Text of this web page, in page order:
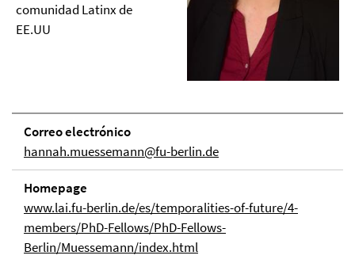
comunidad Latinx de
EE.UU
Correo electrónico
hannah.muessemann@fu-berlin.de
Homepage
www.lai.fu-berlin.de/es/temporalities-of-future/4-
members/PhD-Fellows/PhD-Fellows-
Berlin/Muessemann/index.html